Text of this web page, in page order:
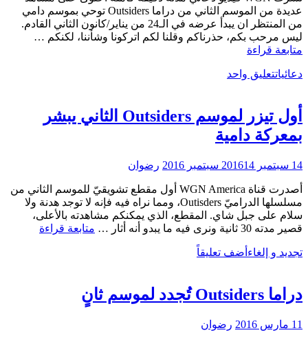
عديدة من الموسم الثاني من دراما Outsiders توحي بموسم دامي
من المنتظر ان يبدأ عرضه في الـ24 من يناير/كانون الثاني القادم.
ليس مرحب بكم، حذرناكم وقلنا لكم اتركونا وشأننا، لكنكم …
متابعة قراءة
من
يحصل
على
موعد
وتريلر
دعائياتتعليق واحد
أول تيزر لموسم Outsiders الثاني يبشر
بمعركة دامية
14 سبتمبر 2016 14 سبتمبر 2016 رضوان
أصدرت قناة WGN America أول مقطع تشويقيّ للموسم الثاني من
مسلسلها الدراميّ Outisders، ومما نراه فيه فإنه لا توجد هدنة ولا
سلام على جبل شاي. المقطع، الذي يمكنكم مشاهدته بالأعلى،
قصير مدته 30 ثانية ونرى فيه ما يبدو أنه أثار …
متابعة قراءة
تجديد و إلغاء أضف تعليقاً
دراما Outsiders تُجدد لموسم ثانٍ
11 مارس 2016 رضوان